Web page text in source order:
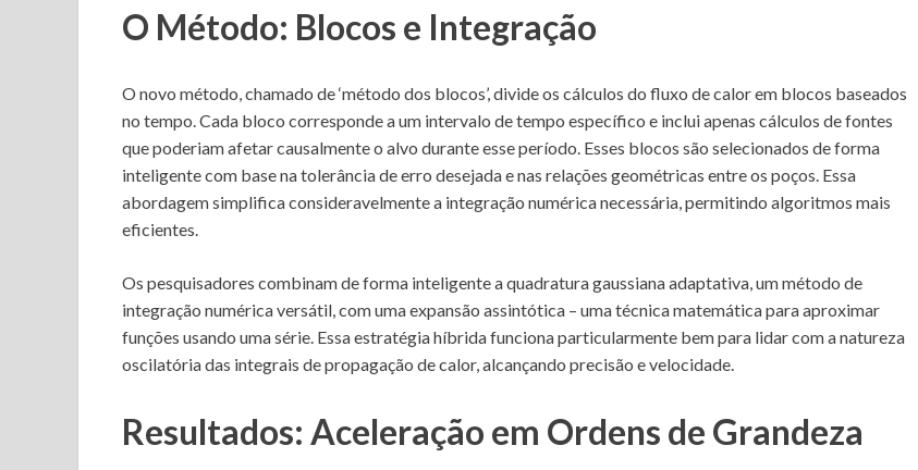
O Método: Blocos e Integração
O novo método, chamado de ‘método dos blocos’, divide os cálculos do fluxo de calor em blocos baseados
no tempo. Cada bloco corresponde a um intervalo de tempo específico e inclui apenas cálculos de fontes
que poderiam afetar causalmente o alvo durante esse período. Esses blocos são selecionados de forma
inteligente com base na tolerância de erro desejada e nas relações geométricas entre os poços. Essa
abordagem simplifica consideravelmente a integração numérica necessária, permitindo algoritmos mais
eficientes.
Os pesquisadores combinam de forma inteligente a quadratura gaussiana adaptativa, um método de
integração numérica versátil, com uma expansão assintótica – uma técnica matemática para aproximar
funções usando uma série. Essa estratégia híbrida funciona particularmente bem para lidar com a natureza
oscilatória das integrais de propagação de calor, alcançando precisão e velocidade.
Resultados: Aceleração em Ordens de Grandeza